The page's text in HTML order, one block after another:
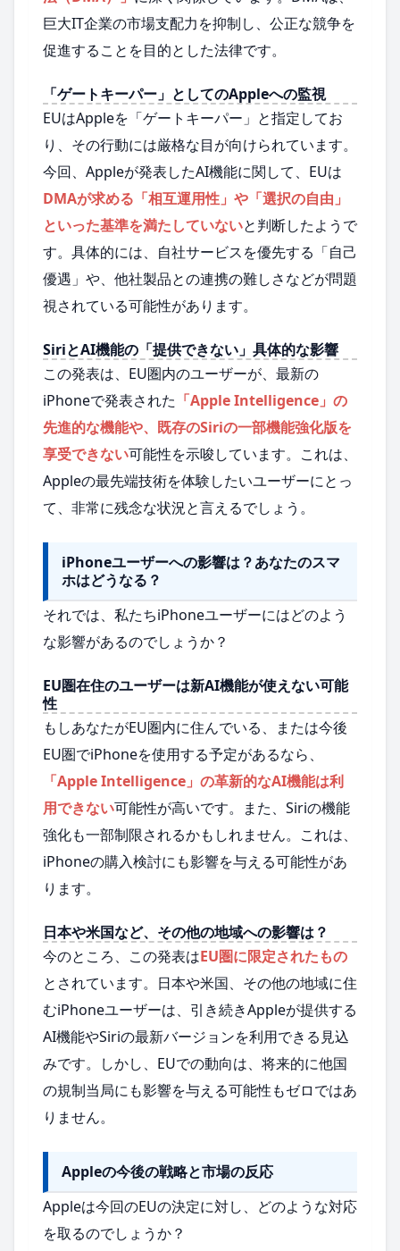
巨大IT企業の市場支配力を抑制し、公正な競争を
促進することを目的とした法律です。
「ゲートキーパー」としてのAppleへの監視
EUはAppleを「ゲートキーパー」と指定してお
り、その行動には厳格な目が向けられています。
今回、Appleが発表したAI機能に関して、EUは
DMAが求める「相互運用性」や「選択の自由」
といった基準を満たしていないと判断したようで
す。具体的には、自社サービスを優先する「自己
優遇」や、他社製品との連携の難しさなどが問題
視されている可能性があります。
SiriとAI機能の「提供できない」具体的な影響
この発表は、EU圏内のユーザーが、最新の
iPhoneで発表された 「Apple Intelligence」の
先進的な機能や、既存のSiriの一部機能強化版を
享受できない可能性を示唆しています。これは、
Appleの最先端技術を体験したいユーザーにとっ
て、非常に残念な状況と言えるでしょう。
iPhoneユーザーへの影響は？あなたのスマ
ホはどうなる？
それでは、私たちiPhoneユーザーにはどのよう
な影響があるのでしょうか？
EU圏在住のユーザーは新AI機能が使えない可能
性
もしあなたがEU圏内に住んでいる、または今後
EU圏でiPhoneを使用する予定があるなら、
「Apple Intelligence」の革新的なAI機能は利
用できない可能性が高いです。また、Siriの機能
強化も一部制限されるかもしれません。これは、
iPhoneの購入検討にも影響を与える可能性があ
ります。
日本や米国など、その他の地域への影響は？
今のところ、この発表はEU圏に限定されたもの
とされています。日本や米国、その他の地域に住
むiPhoneユーザーは、引き続きAppleが提供する
AI機能やSiriの最新バージョンを利用できる見込
みです。しかし、EUでの動向は、将来的に他国
の規制当局にも影響を与える可能性もゼロではあ
りません。
Appleの今後の戦略と市場の反応
Appleは今回のEUの決定に対し、どのような対応
を取るのでしょうか？